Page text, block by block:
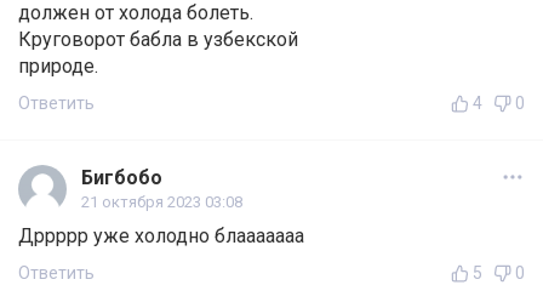
должен от холода болеть.
Круговорот бабла в узбекской
природе.
Ответить 4 0
Бигбобо
21 октября 2023 03:08
Дррррр уже холодно блааааааа
Ответить 5 0